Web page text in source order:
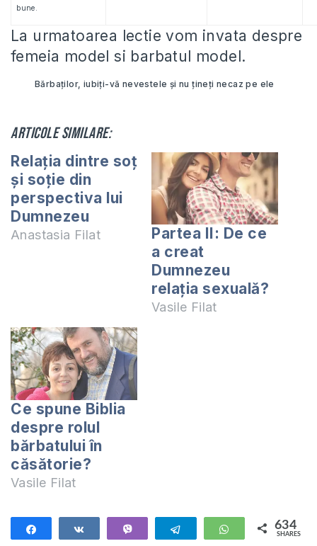
bune.
La urmatoarea lectie vom invata despre
femeia model si barbatul model.
Bărbaţilor, iubiţi-vă nevestele şi nu ţineţi necaz pe ele
Articole similare:
Relația dintre soț
și soție din
perspectiva lui
Dumnezeu
Anastasia Filat
Partea II: De ce
a creat
Dumnezeu
relația sexuală?
Vasile Filat
Ce spune Biblia
despre rolul
bărbatului în
căsătorie?
Vasile Filat
Telegram WhatsApp
634
SHARES